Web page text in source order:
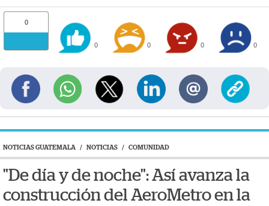
0
0 0 0 0
NOTICIAS GUATEMALA / NOTICIAS / COMUNIDAD
"De día y de noche": Así avanza la
construcción del AeroMetro en la